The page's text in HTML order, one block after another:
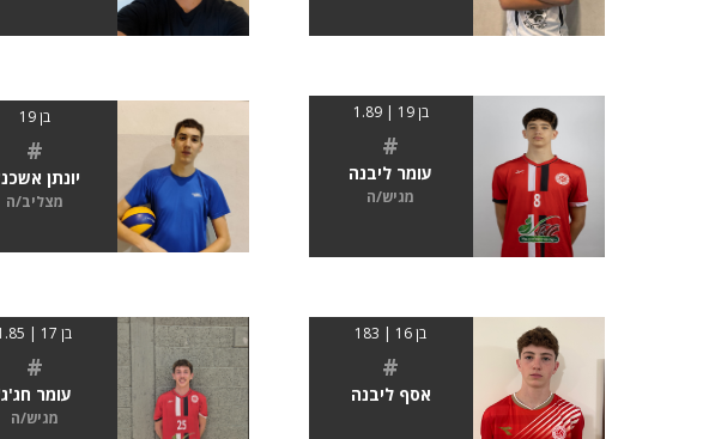
בן 19 | 1.89
#
עומר ליבנה
מגיש/ה
בן 19
#
יונתן
מצליב/ה
בן 16 | 183
#
אסף ליבנה
בן 17 | 1.85
#
עומר
מגיש/ה